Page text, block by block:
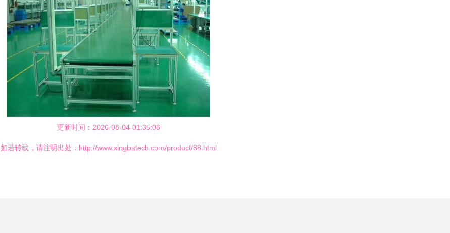
更新时间：2026-08-04 01:35:08
如若转载，请注明出处：http://www.xingbatech.com/product/88.html